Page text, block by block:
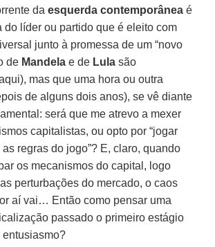
da esquerda contemporânea é
do líder ou partido que é eleito com
junto à promessa de um “novo
de Mandela e de Lula são
mas que uma hora ou outra
de alguns dois anos), se vê diante
será que me atrevo a mexer
capitalistas, ou opto por “jogar
regras do jogo”? E, claro, quando
os mecanismos do capital, logo
perturbações do mercado, o caos
aí vai… Então como pensar uma
passado o primeiro estágio
entusiasmo?